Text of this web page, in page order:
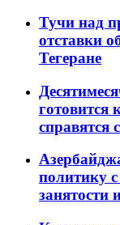
Тучи над
отставки
Тегеране
готовится
справятся
политику
занятости